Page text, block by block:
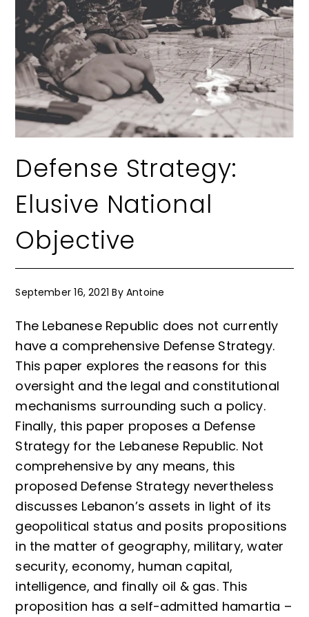
Defense Strategy:
Elusive National
Objective
September 16, 2021 ByAntoine
The Lebanese Republic does not currently
have a comprehensive Defense Strategy.
This paper explores the reasons for this
oversight and the legal and constitutional
mechanisms surrounding such a policy.
Finally, this paper proposes a Defense
Strategy for the Lebanese Republic. Not
comprehensive by any means, this
proposed Defense Strategy nevertheless
discusses Lebanon’s assets in light of its
geopolitical status and posits propositions
in the matter of geography, military, water
security, economy, human capital,
intelligence, and finally oil & gas. This
proposition has a self-admitted hamartia –